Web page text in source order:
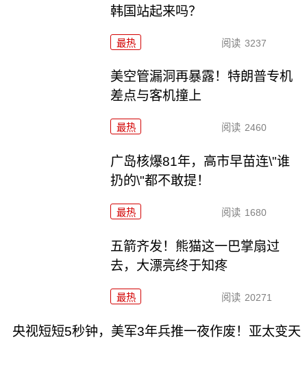
韩国站起来吗？
最热 阅读 3237
美空管漏洞再暴露！特朗普专机
差点与客机撞上
最热 阅读 2460
广岛核爆81年，高市早苗连\"谁
扔的\"都不敢提！
最热 阅读 1680
五箭齐发！熊猫这一巴掌扇过
去，大漂亮终于知疼
最热 阅读 20271
央视短短5秒钟，美军3年兵推一夜作废！亚太变天